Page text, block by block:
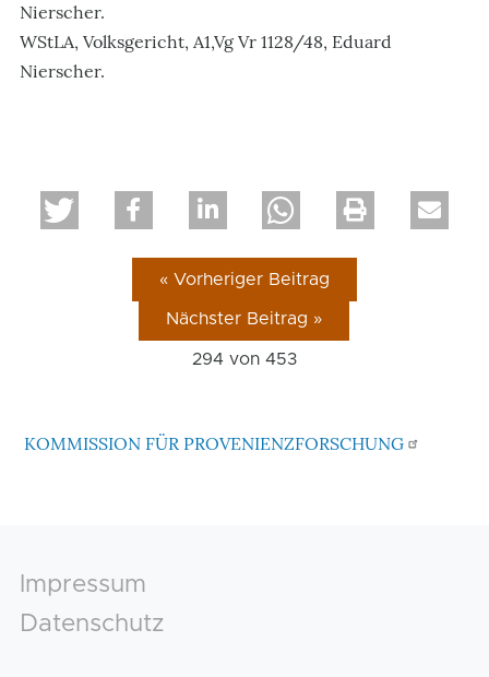
Nierscher.
WStLA, Volksgericht, A1,Vg Vr 1128/48, Eduard
Nierscher.
« Vorheriger Beitrag
Nächster Beitrag »
294 von 453
KOMMISSION FÜR PROVENIENZFORSCHUNG
Footer
Impressum
Datenschutz